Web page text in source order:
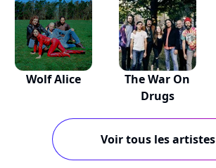
Wolf Alice
The War On
Drugs
Voir tous les artistes